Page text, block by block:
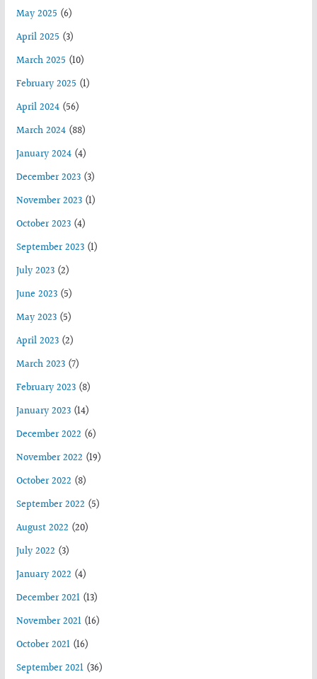
May 2025 (6)
April 2025 (3)
March 2025 (10)
February 2025 (1)
April 2024(56)
March 2024(88)
January 2024(4)
December 2023(3)
November 2023(1)
October 2023(4)
September 2023(1)
July 2023(2)
June 2023(5)
May 2023(5)
April 2023(2)
March 2023(7)
February 2023(8)
January 2023(14)
December 2022 (6)
November 2022 (19)
October 2022 (8)
September 2022 (5)
August 2022 (20)
July 2022 (3)
January 2022 (4)
December 2021(13)
November 2021(16)
October 2021(16)
September 2021(36)